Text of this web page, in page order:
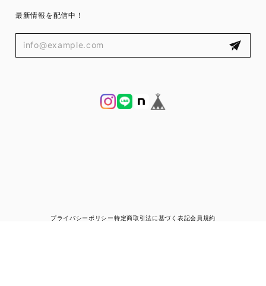
最新情報を配信中！
プライバシーポリシー特定商取引法に基づく表記会員規約